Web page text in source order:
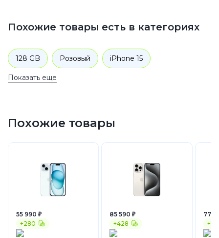
Похожие товары есть в категориях
128 GB Розовый iPhone 15
iPhone 15 Розовый
Показать еще
Похожие товары
+280
55 990 ₽
+428
85 590 ₽ 77